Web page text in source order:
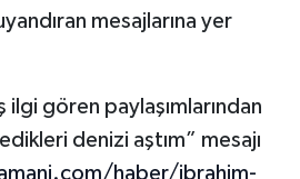
mesajlarına yer
gören paylaşımlarından
denizi aştım” mesajı
haber/ibrahim-